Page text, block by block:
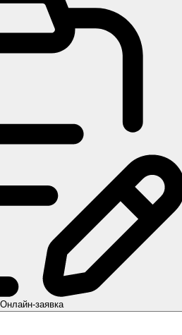
Онлайн-заявка